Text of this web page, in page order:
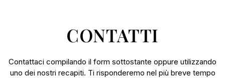
CONTATTI
Contattaci compilando il form sottostante oppure utilizzando
uno dei nostri recapiti. Ti risponderemo nel più breve tempo